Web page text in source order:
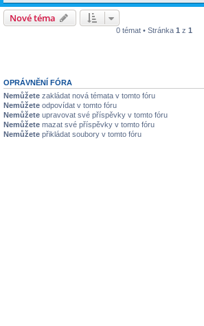
Nové téma
0 témat • Stránka 1 z 1
OPRÁVNĚNÍ FÓRA
Nemůžete zakládat nová témata v tomto fóru
Nemůžete odpovídat v tomto fóru
Nemůžete upravovat své příspěvky v tomto fóru
Nemůžete mazat své příspěvky v tomto fóru
Nemůžete přikládat soubory v tomto fóru